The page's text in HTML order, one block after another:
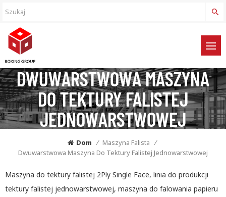
DWUWARSTWOWA MASZYNA
DO TEKTURY FALISTEJ
JEDNOWARSTWOWEJ
Dom / Maszyna Falista /
Dwuwarstwowa Maszyna Do Tektury Falistej Jednowarstwowej
Maszyna do tektury falistej 2Ply Single Face, linia do produkcji
tektury falistej jednowarstwowej, maszyna do falowania papieru